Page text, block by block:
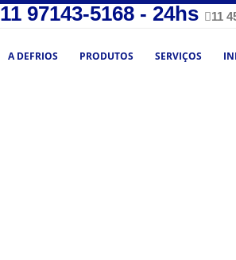
11 97143-5168 - 24hs 11
A DEFRIOS PRODUTOS SERVIÇOS